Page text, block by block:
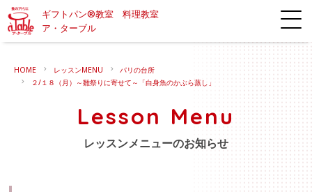
ギフトパン®教室 料理教室
ア・ターブル
HOME レッスンMENU
パリの台所
２/１８（月）～雛祭りに寄せて～「白身魚のかぶら蒸し」
Lesson Menu
レッスンメニューのお知らせ